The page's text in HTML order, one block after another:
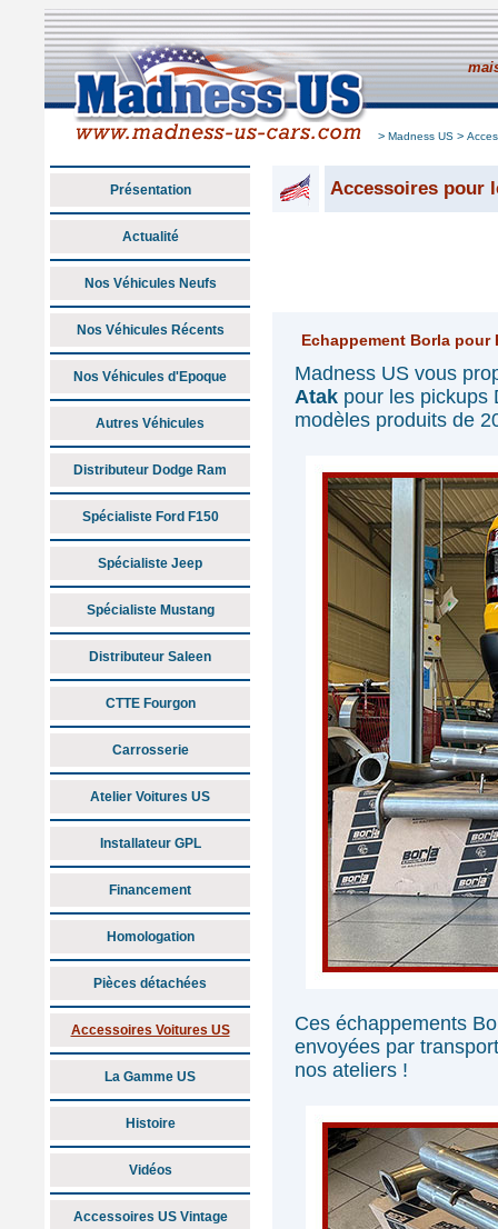
> Madness US >
Présentation
Actualité
Nos Véhicules Neufs
Nos Véhicules Récents
Nos Véhicules d'Epoque
Autres Véhicules
Distributeur Dodge Ram
Spécialiste Ford F150
Spécialiste Jeep
Spécialiste Mustang
Distributeur Saleen
CTTE Fourgon
Carrosserie
Atelier Voitures US
Installateur GPL
Financement
Homologation
Pièces détachées
Accessoires Voitures US
La Gamme US
Histoire
Vidéos
Accessoires US Vintage
Accessoires pour
Echappement Borla pour
Madness US vous
Atak pour les pickups
modèles produits de
Ces échappements
envoyées par
nos ateliers !